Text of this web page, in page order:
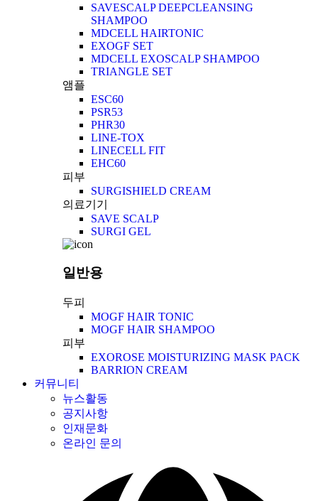
SAVESCALP DEEPCLEANSING
SHAMPOO
MDCELL HAIRTONIC
EXOGF SET
MDCELL EXOSCALP SHAMPOO
TRIANGLE SET
앰플
ESC60
PSR53
PHR30
LINE-TOX
LINECELL FIT
EHC60
피부
SURGISHIELD CREAM
의료기기
SAVE SCALP
SURGI GEL
일반용
두피
MOGF HAIR TONIC
MOGF HAIR SHAMPOO
피부
EXOROSE MOISTURIZING MASK PACK
BARRION CREAM
커뮤니티
뉴스활동
공지사항
인재문화
온라인 문의